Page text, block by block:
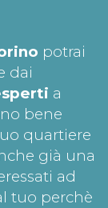
potrai
dai
a
bene
quartiere
già una
ad
tuo perchè